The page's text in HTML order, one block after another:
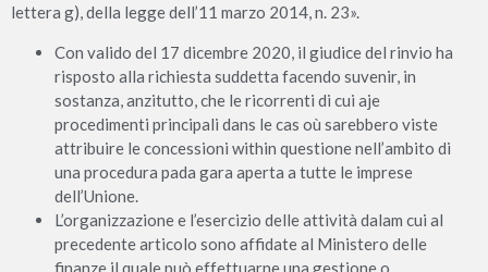
lettera g), della legge dell’11 marzo 2014, n. 23».
Con valido del 17 dicembre 2020, il giudice del rinvio ha
risposto alla richiesta suddetta facendo suvenir, in
sostanza, anzitutto, che le ricorrenti di cui aje
procedimenti principali dans le cas où sarebbero viste
attribuire le concessioni within questione nell’ambito di
una procedura pada gara aperta a tutte le imprese
dell’Unione.
L’organizzazione e l’esercizio delle attività dalam cui al
precedente articolo sono affidate al Ministero delle
finanze il quale può effettuarne una gestione o